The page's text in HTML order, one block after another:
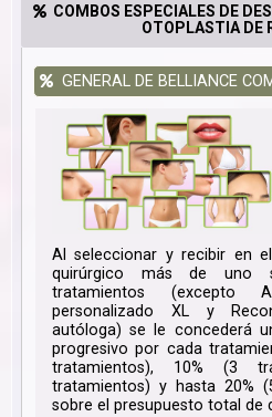
COMBOS ESPECIALES DE
OTOPLASTIA DE
GENERAL DE BELLIANCE
Al seleccionar y recibir en
quirúrgico más de uno
tratamientos (excepto
personalizado XL y
autóloga) se le concederá
progresivo por cada
tratamientos), 10% (3
tratamientos) y hasta 20%
sobre el presupuesto total de